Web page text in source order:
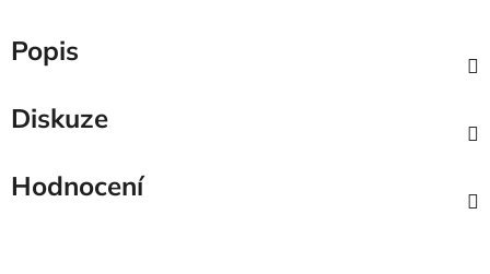
Popis
Diskuze
Hodnocení